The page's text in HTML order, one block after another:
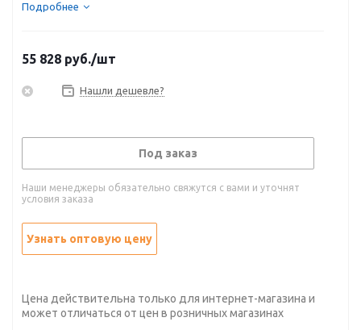
Подробнее
55 828 руб./шт
Нашли дешевле?
Под заказ
Наши менеджеры обязательно свяжутся с вами и уточнят
условия заказа
Узнать оптовую цену
Цена действительна только для интернет-магазина и
может отличаться от цен в розничных магазинах